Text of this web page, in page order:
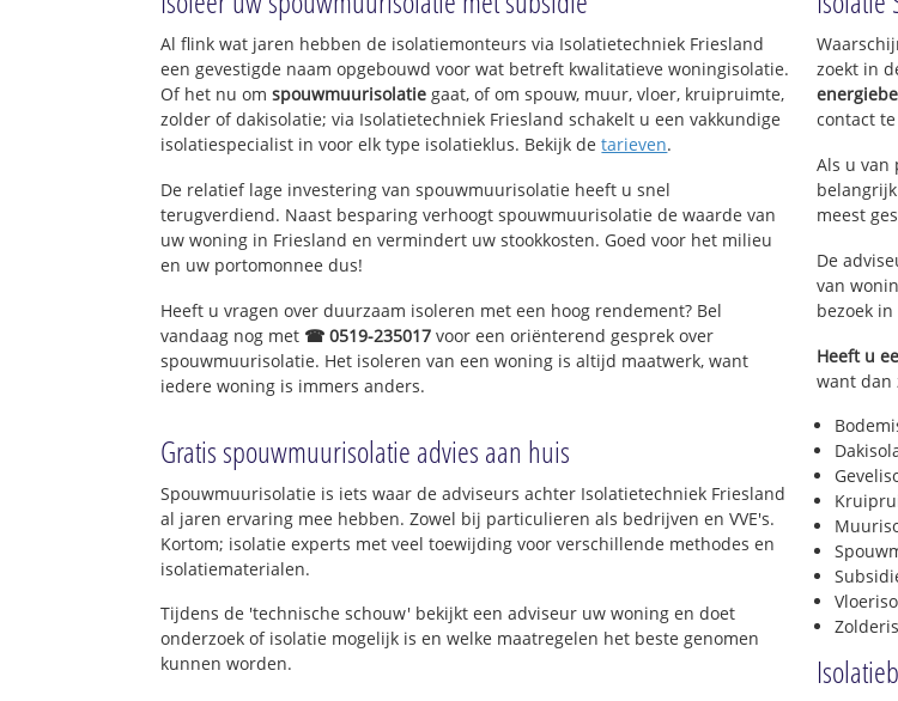
Al flink wat jaren hebben de isolatiemonteurs via Isolatietechniek Friesland
een gevestigde naam opgebouwd voor wat betreft kwalitatieve woningisolatie.
Of het nu omspouwmuurisolatie gaat, of om spouw, muur, vloer, kruipruimte,
zolder of dakisolatie; via Isolatietechniek Friesland schakelt u een vakkundige
isolatiespecialist in voor elk type isolatieklus. Bekijk detarieven.
De relatief lage investering van spouwmuurisolatie heeft u snel
terugverdiend. Naast besparing verhoogt spouwmuurisolatie de waarde van
uw woning in Friesland en vermindert uw stookkosten. Goed voor het milieu
en uw portomonnee dus!
Heeft u vragen over duurzaam isoleren met een hoog rendement? Bel
vandaag nog met ☎ 0519-235017 voor een oriënterend gesprek over
spouwmuurisolatie. Het isoleren van een woning is altijd maatwerk, want
iedere woning is immers anders.
Gratis spouwmuurisolatie advies aan huis
Spouwmuurisolatie is iets waar de adviseurs achter Isolatietechniek Friesland
al jaren ervaring mee hebben. Zowel bij particulieren als bedrijven en VVE's.
Kortom; isolatie experts met veel toewijding voor verschillende methodes en
isolatiematerialen.
Tijdens de 'technische schouw' bekijkt een adviseur uw woning en doet
onderzoek of isolatie mogelijk is en welke maatregelen het beste genomen
kunnen worden.
zoekt in
contact
Als u van
meest
De
van
bezoek
Heeft u
want dan